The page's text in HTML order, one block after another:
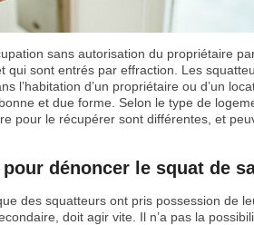
sans autorisation du propriétaire
qui sont entrés par effraction. Les
l’habitation d’un propriétaire ou d’un
et due forme. Selon le type de
pour le récupérer sont différentes, et
dénoncer le squat de
des squatteurs ont pris possession de
doit agir vite. Il n’a pas la